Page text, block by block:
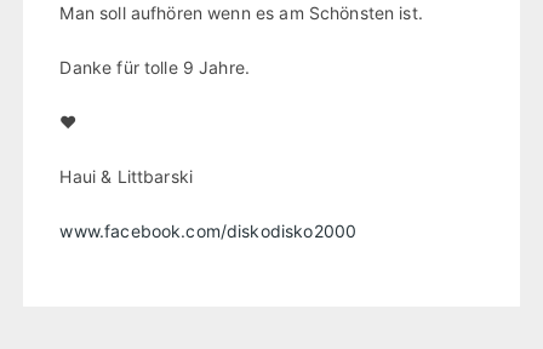
Man soll aufhören wenn es am Schönsten ist.
Danke für tolle 9 Jahre.
♥
Haui & Littbarski
www.facebook.com/diskodisko2000